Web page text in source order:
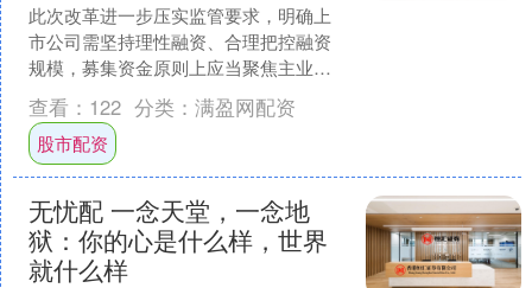
此次改革进一步压实监管要求，明确上
市公司需坚持理性融资、合理把控融资
规模，募集资金原则上应当聚焦主业、
深耕主营业务领域。 证券时报记者 程丹
近日，证监会对《上....
查看： 122 分类： 满盈网配资
股市配资
无忧配 一念天堂，一念地
狱：你的心是什么样，世界
就什么样